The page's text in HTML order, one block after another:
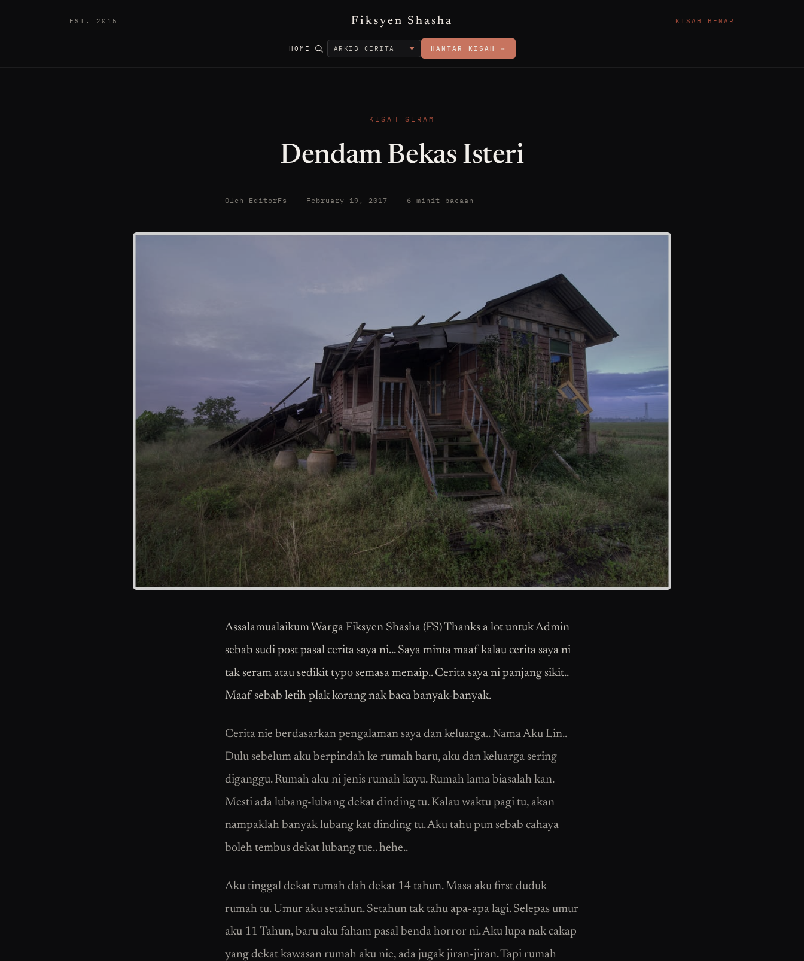
EST. 2015 Fiksyen Shasha KISAH BENAR
HOME HANTAR KISAH →
KISAH SERAM
Dendam Bekas Isteri
Oleh EditorFs — February 19, 2017 — 6 minit bacaan
Assalamualaikum Warga Fiksyen Shasha (FS) Thanks a lot untuk Admin
sebab sudi post pasal cerita saya ni… Saya minta maaf kalau cerita saya ni
tak seram atau sedikit typo semasa menaip.. Cerita saya ni panjang sikit..
Maaf sebab letih plak korang nak baca banyak-banyak.
Cerita nie berdasarkan pengalaman saya dan keluarga.. Nama Aku Lin..
Dulu sebelum aku berpindah ke rumah baru, aku dan keluarga sering
diganggu. Rumah aku ni jenis rumah kayu. Rumah lama biasalah kan.
Mesti ada lubang-lubang dekat dinding tu. Kalau waktu pagi tu, akan
nampaklah banyak lubang kat dinding tu. Aku tahu pun sebab cahaya
boleh tembus dekat lubang tue.. hehe..
Aku tinggal dekat rumah dah dekat 14 tahun. Masa aku first duduk
rumah tu. Umur aku setahun. Setahun tak tahu apa-apa lagi. Selepas umur
aku 11 Tahun, baru aku faham pasal benda horror ni. Aku lupa nak cakap
yang dekat kawasan rumah aku nie, ada jugak jiran-jiran. Tapi rumah